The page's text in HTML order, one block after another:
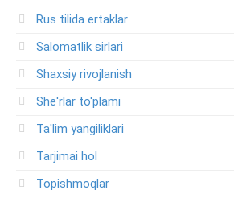
Rus tilida ertaklar
Salomatlik sirlari
Shaxsiy rivojlanish
She'rlar to'plami
Ta'lim yangiliklari
Tarjimai hol
Topishmoqlar